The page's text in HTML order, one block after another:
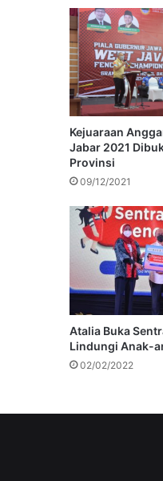
Kejuaraan
Jabar 2021
Provinsi
09/12/2021
Atalia Buka
Lindungi Anak-
02/02/2022